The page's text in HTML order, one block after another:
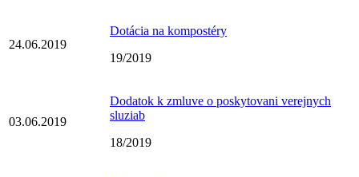
24.06.2019
Dotácia na kompostéry
19/2019
03.06.2019
Dodatok k zmluve o poskytovani verejnych
sluziab
18/2019